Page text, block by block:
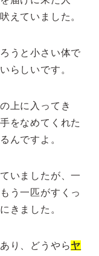
えていました。
うと小さい体で
らしいです。
上に入ってき
をなめてくれた
んですよ。
いましたが、一
う一匹がすくっ
きました。
り、どうやらヤ